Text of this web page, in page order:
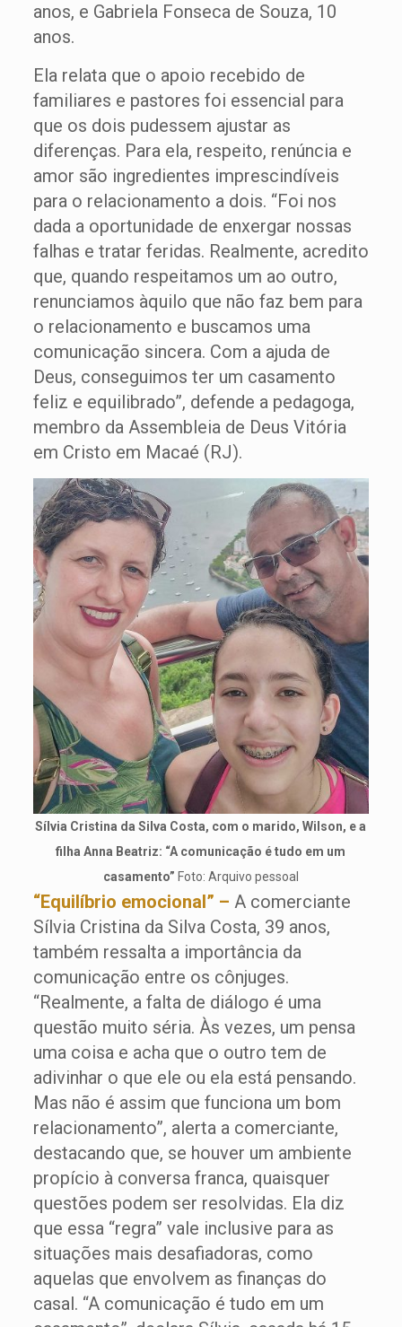
anos, e Gabriela Fonseca de Souza, 10
anos.
Ela relata que o apoio recebido de
familiares e pastores foi essencial para
que os dois pudessem ajustar as
diferenças. Para ela, respeito, renúncia e
amor são ingredientes imprescindíveis
para o relacionamento a dois. “Foi nos
dada a oportunidade de enxergar nossas
falhas e tratar feridas. Realmente, acredito
que, quando respeitamos um ao outro,
renunciamos àquilo que não faz bem para
o relacionamento e buscamos uma
comunicação sincera. Com a ajuda de
Deus, conseguimos ter um casamento
feliz e equilibrado”, defende a pedagoga,
membro da Assembleia de Deus Vitória
em Cristo em Macaé (RJ).
Sílvia Cristina da Silva Costa, com o marido, Wilson, e a
filha Anna Beatriz: “A comunicação é tudo em um
casamento” Foto: Arquivo pessoal
“Equilíbrio emocional” – A comerciante
Sílvia Cristina da Silva Costa, 39 anos,
também ressalta a importância da
comunicação entre os cônjuges.
“Realmente, a falta de diálogo é uma
questão muito séria. Às vezes, um pensa
uma coisa e acha que o outro tem de
adivinhar o que ele ou ela está pensando.
Mas não é assim que funciona um bom
relacionamento”, alerta a comerciante,
destacando que, se houver um ambiente
propício à conversa franca, quaisquer
questões podem ser resolvidas. Ela diz
que essa “regra” vale inclusive para as
situações mais desafiadoras, como
aquelas que envolvem as finanças do
casal. “A comunicação é tudo em um